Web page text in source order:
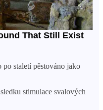
staletí pěstováno jako
stimulace svalových